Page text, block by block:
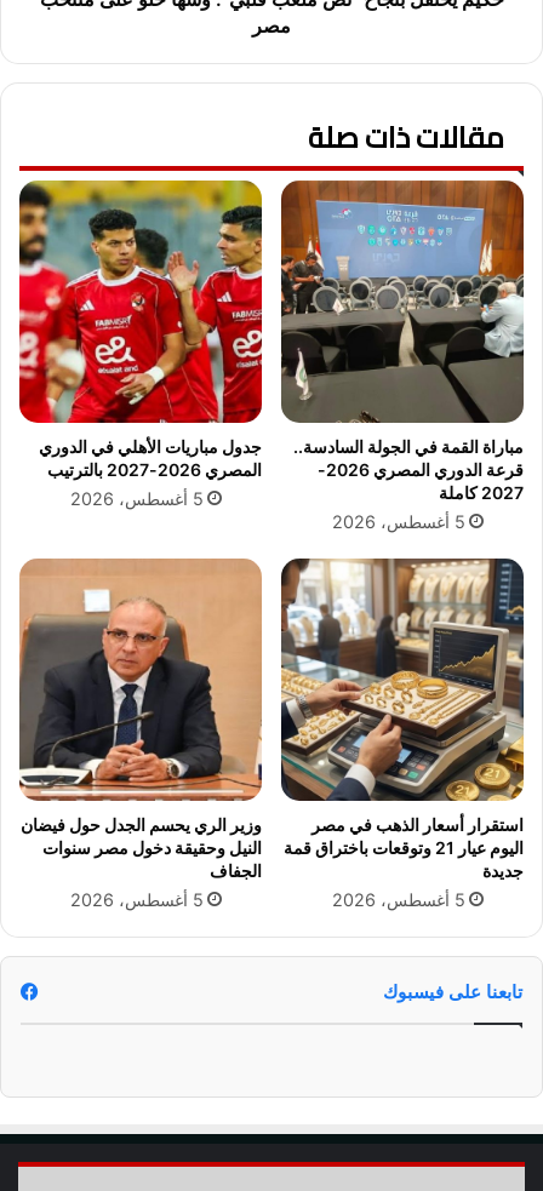
ي
ن
ه
ي
ة
ت
ع
ا
ل
ت
ا
ل
و
م
ا
ل
إ
ث
ن
ي
ن
ص
م
ع
ب
ق
ل
ب
"
و
ش
ه
ح
ل
و
ع
ل
ى
م
ن
ت
خ
ب
م
ص
ر
مصر
مقالات ذات صلة
مباراة القمة في الجولة السادسة..
قرعة الدوري المصري 2026-
2027 كاملة
5 أغسطس، 2026
جدول مباريات الأهلي في الدوري
المصري 2026-2027 بالترتيب
5 أغسطس، 2026
استقرار أسعار الذهب في مصر
اليوم عيار 21 وتوقعات باختراق قمة
جديدة
5 أغسطس، 2026
وزير الري يحسم الجدل حول فيضان
النيل وحقيقة دخول مصر سنوات
الجفاف
5 أغسطس، 2026
تابعنا على فيسبوك